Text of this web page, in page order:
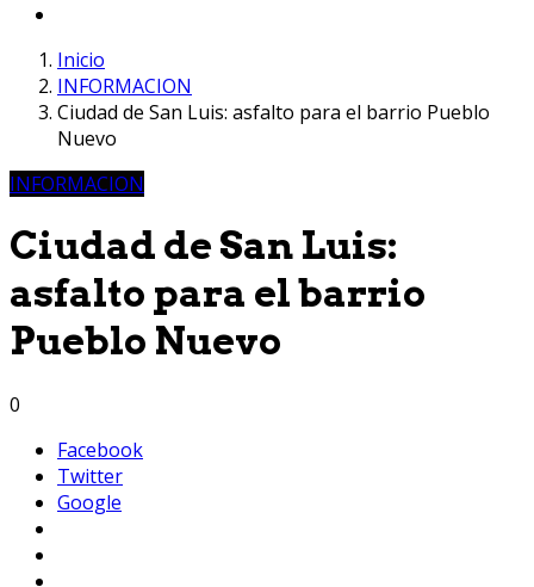
Inicio
INFORMACION
Ciudad de San Luis: asfalto para el barrio Pueblo
Nuevo
INFORMACION
Ciudad de San Luis:
asfalto para el barrio
Pueblo Nuevo
0
Facebook
Twitter
Google